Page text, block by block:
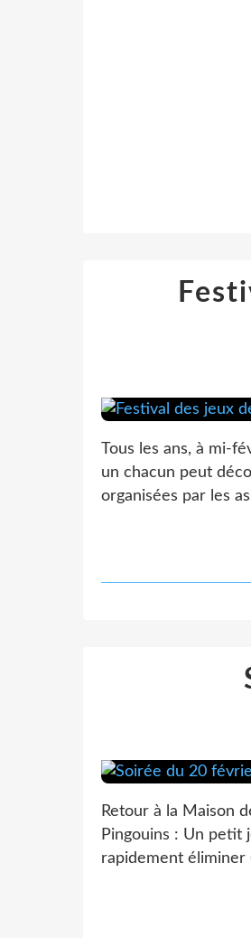
Tous les ans, à mi-
un chacun peut
organisées par les
Retour à la Maison
Pingouins : Un petit
rapidement éliminer